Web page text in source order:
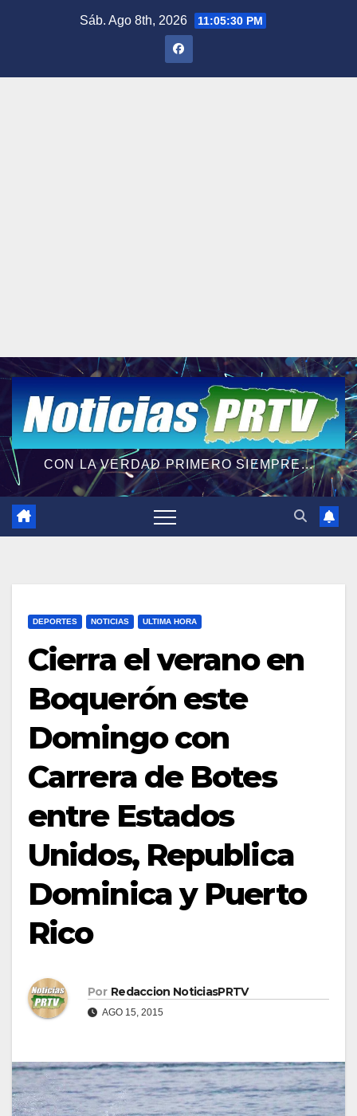
Sáb. Ago 8th, 2026 11:05:31 PM
CON LA VERDAD PRIMERO SIEMPRE...
DEPORTES NOTICIAS ULTIMA HORA
Cierra el verano en
Boquerón este
Domingo con
Carrera de Botes
entre Estados
Unidos, Republica
Dominica y Puerto
Rico
Por Redaccion NoticiasPRTV
AGO 15, 2015